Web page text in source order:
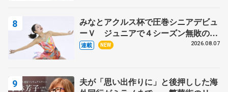
みなとアクルス杯で圧巻シニアデビュ
ーＶ ジュニアで４シーズン無敗の島
田麻央
連載 NEW 2026.08.07
夫が「思い出作りに」と後押しした海